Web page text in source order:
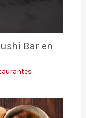
Bar en